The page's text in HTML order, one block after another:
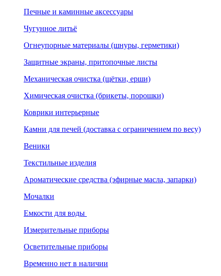
Печные и каминные аксессуары
Чугунное литьё
Огнеупорные материалы (шнуры, герметики)
Защитные экраны, притопочные листы
Механическая очистка (щётки, ерши)
Химическая очистка (брикеты, порошки)
Коврики интерьерные
Камни для печей (доставка с ограничением по весу)
Веники
Текстильные изделия
Ароматические средства (эфирные масла, запарки)
Мочалки
Емкости для воды
Измерительные приборы
Осветительные приборы
Временно нет в наличии